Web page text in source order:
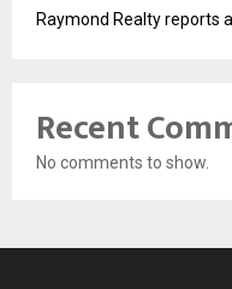
Raymond Realty reports
Recent
No comments to show.